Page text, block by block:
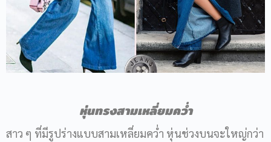
หุ่นทรงสามเหลี่ยมคว่ำ
สาว ๆ ที่มีรูปร่างแบบสามเหลี่ยมคว่ำ หุ่นช่วงบนจะใหญ่กว่า